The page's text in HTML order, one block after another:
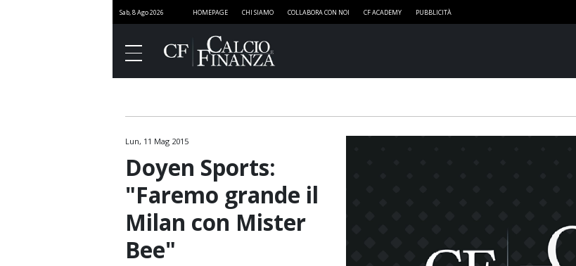
Sab, 8 Ago 2026 HOMEPAGE CHI SIAMO COLLABORA CON NOI CF ACADEMY PUBBLICITÀ
Finanza
Governance
Media
Stadi
Marketing
Lun, 11 Mag 2015
Doyen Sports:
"Faremo grande il
Milan con Mister
Bee"